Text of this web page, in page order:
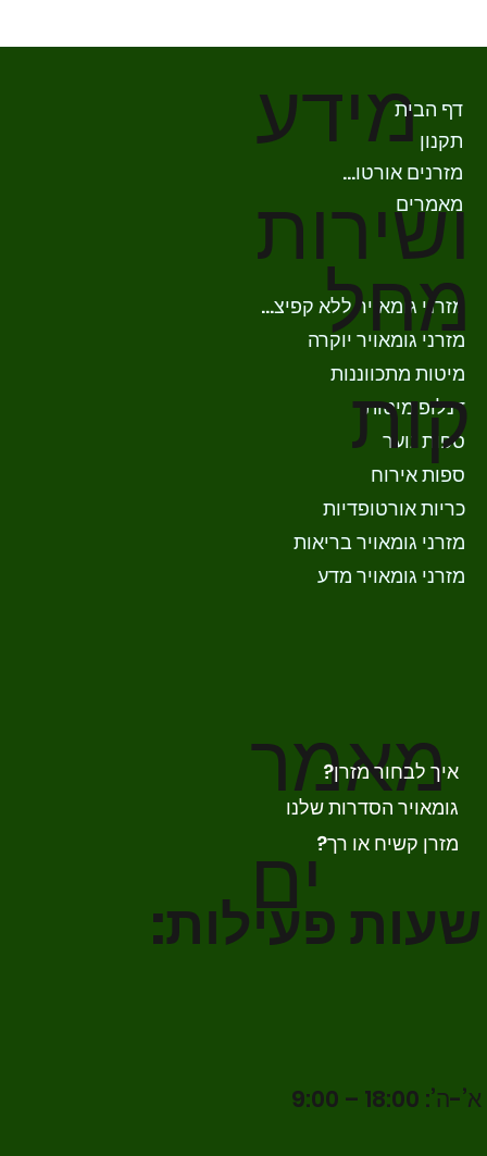
שעות פעילות:
א’-ה’: 18:00 – 9:00
מידע
ושירות
דף הבית
תקנון
מזרנים אורטופדים
מאמרים
מאמר
ים
מזרני גומאויר ללא קפיצים
מזרני גומאויר יוקרה
מיטות מתכווננות
דנלופ מיטות
ספות נוער
ספות אירוח
כריות אורטופדיות
מזרני גומאויר בריאות
מזרני גומאויר מדע
איך לבחור מזרן?
גומאויר הסדרות שלנו
מזרן קשיח או רך?
מחל
קות